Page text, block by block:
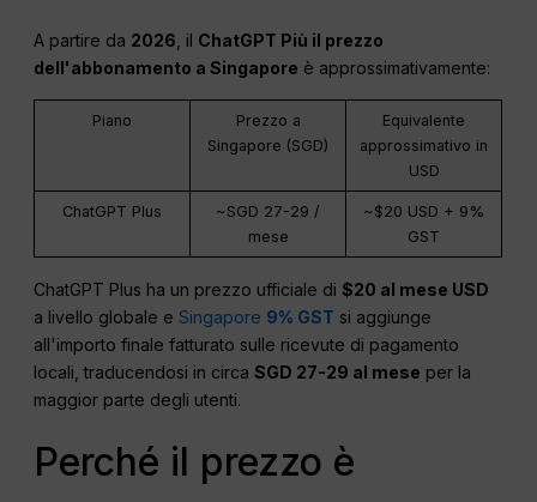
A partire da 2026 , il ChatGPT Più il prezzo
dell'abbonamento a Singapore è approssimativamente:
Piano
Prezzo a
Singapore (SGD)
Equivalente
approssimativo in
USD
ChatGPT Plus
~SGD 27-29 /
mese
~$20 USD + 9%
GST
ChatGPT Plus ha un prezzo ufficiale di$20 al mese USD
a livello globale eSingapore 9% GST si aggiunge
all'importo finale fatturato sulle ricevute di pagamento
locali, traducendosi in circaSGD 27-29 al mese per la
maggior parte degli utenti.
Perché il prezzo è